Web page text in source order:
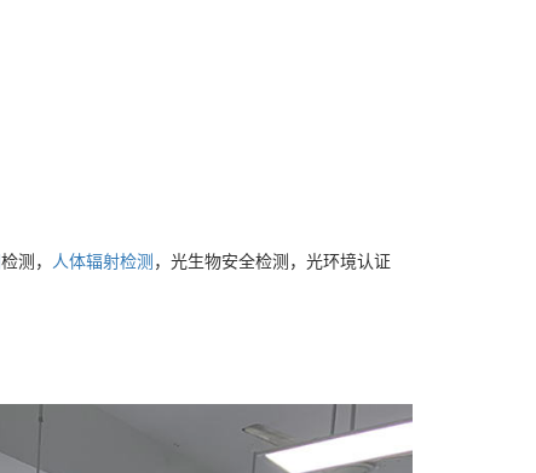
检测， 人体辐射检测 ，光生物安全检测，光环境认证